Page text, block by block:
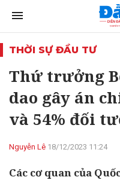
THỜI SỰ ĐẦU TƯ
Thứ trưởng
dao gây án
và 54% đối
Nguyễn Lê 18/12/2023 11:24
Các cơ quan của